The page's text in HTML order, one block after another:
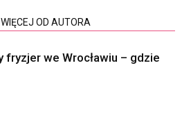
WIĘCEJ OD AUTORA
fryzjer we Wrocławiu – gdzie